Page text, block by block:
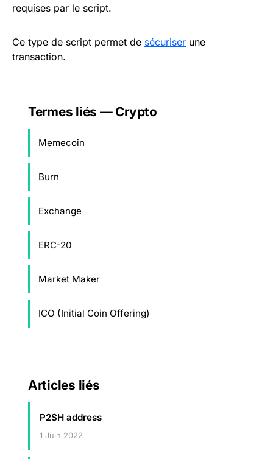
requises par le script.
Ce type de script permet de sécuriser une
transaction.
Termes liés — Crypto
Memecoin
Burn
Exchange
ERC-20
Market Maker
ICO (Initial Coin Offering)
Articles liés
P2SH address
1 Juin 2022